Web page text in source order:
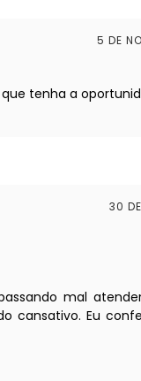
5 DE
tenha a
30
mal
cansativo. Eu